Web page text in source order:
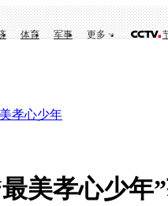
体育 军事 更多
孝心少年
美孝心少年